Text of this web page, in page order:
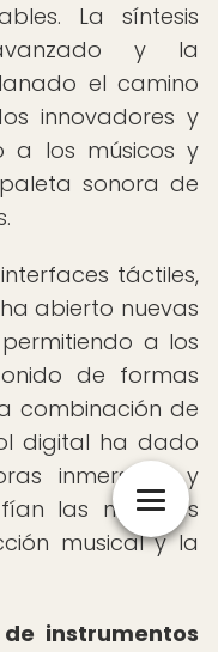
La síntesis
y la
el camino
innovadores y
a los músicos y
sonora de
táctiles,
abierto nuevas
a los
de formas
combinación de
digital ha dado
inmersivas y
las nociones
musical y la
instrumentos